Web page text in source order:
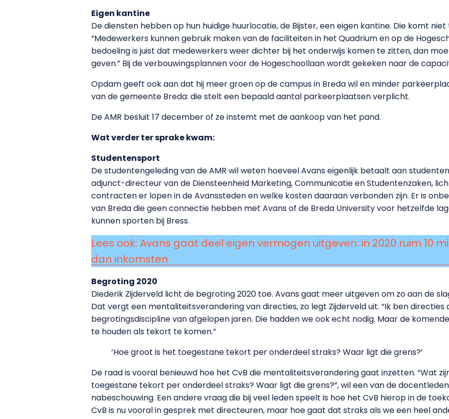
Eigen kantine
De diensten hebben op hun huidige huurlocatie, de Bijster, een eigen kantine. Die komt
“Medewerkers kunnen gebruik maken van de faciliteiten in het Quadrium en op de
bedoeling is juist dat medewerkers weer dichter bij het onderwijs komen te zitten, dan
geven.” Bij de verbouwingsplannen voor de Hogeschoollaan wordt gekeken naar de
Opdam geeft ook aan dat hij meer groen op de campus in Breda wil en minder
van de gemeente Breda: die stelt een bepaald aantal parkeerplaatsen verplicht.
De AMR besluit 17 december of ze instemt met de aankoop van het pand.
Wat verder ter sprake kwam:
Studentensport
De studentengeleding van de AMR wil weten hoeveel Avans eigenlijk betaalt aan
adjunct-directeur van de Diensteenheid Marketing, Communicatie en Studentenzaken,
contracten er lopen in de Avanssteden en welke kosten daaraan verbonden zijn. Er is
van Breda die geen connectie hebben met Avans of de Breda University voor hetzelfde
kunnen sporten bij Bress.
Lees ook: Avans gaat deel eigen vermogen uitgeven: in 2020 ruim 10
dan inkomsten
Begroting 2020
Diederik Zijderveld licht de begroting 2020 toe. Avans gaat meer uitgeven om zo aan de
Dat vergt een mentaliteitsverandering van directies, zo legt Zijderveld uit. “Ik ben
begrotingsdiscipline van afgelopen jaren. Die hadden we ook echt nodig. Maar de
te houden als tekort te komen.”
‘Hoe groot is het toegestane tekort per onderdeel straks? Waar ligt die grens?’
De raad is vooral benieuwd hoe het CvB die mentaliteitsverandering gaat inzetten. “Wat
toegestane tekort per onderdeel straks? Waar ligt die grens?”, wil een van de
nabeschouwing. Een andere vraag die bij veel leden speelt is hoe het CvB hierop in de
CvB is nu vooral in gesprek met directeuren, maar hoe gaat dat straks als we een heel